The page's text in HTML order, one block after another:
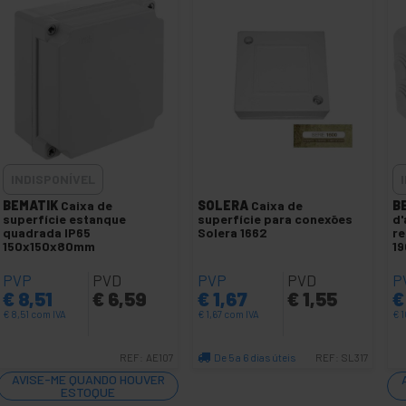
BEMATIK Caixa de
superfície estanque
quadrada IP65
150x150x80mm
PVP
€ 8,51
€ 8,51 com IVA
PVD
€ 6,59
REF: AE107
AVISE-ME QUANDO HOUVER
ESTOQUE
SOLERA Caixa de
superfície para conexões
Solera 1662
PVP
€ 1,67
€ 1,67 com IVA
PVD
€ 1,55
De 5 a 6 dias úteis REF: SL317
€
€